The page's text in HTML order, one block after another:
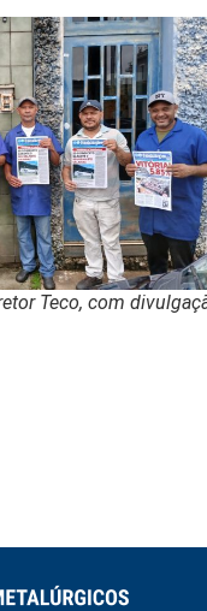
Teco, com